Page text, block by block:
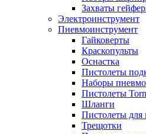
Захваты
Электроинструмент
Пневмоинструмент
Гайковерты
Краскопульты
Оснастка
Пистолеты
Наборы
Пистолеты
Шланги
Пистолеты для
Трещотки